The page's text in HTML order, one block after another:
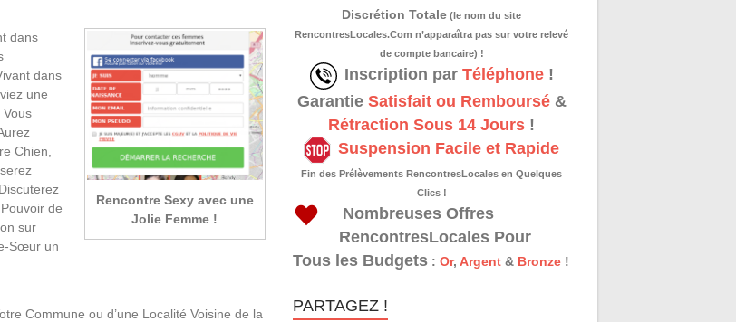
Rencontre Sexy avec une
Jolie Femme !
dans
dans
une
Chien,
de
sur
Sœur un
Commune ou d’une Localité Voisine de la
Discrétion Totale (le nom du site
RencontresLocales.Com n’apparaîtra pas sur votre relevé
de compte bancaire) !
Inscription par Téléphone!
Garantie Satisfait ou Remboursé&
Rétraction Sous 14 Jours !
Suspension Facile et Rapide
Fin des Prélèvements RencontresLocales en Quelques
Clics !
Nombreuses Offres
RencontresLocales Pour
Tous les Budgets :Or,Argent & Bronze !
PARTAGEZ !